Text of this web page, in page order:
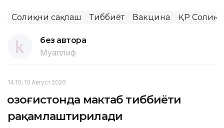
Соғлиқни сақлаш Тиббиёт Вакцина ҚР
без автора
Муаллиф
14:10, 10 Август 2026
Қозоғистонда мактаб тиббиёти
рақамлаштирилади